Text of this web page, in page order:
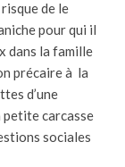
de le
pour qui il
dans la famille
précaire à la
d’une
petite carcasse
sociales